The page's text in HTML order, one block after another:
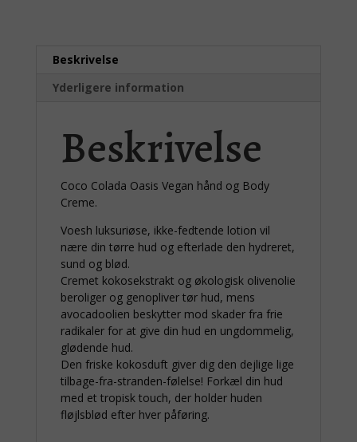
Beskrivelse
Yderligere information
Beskrivelse
Coco Colada Oasis Vegan hånd og Body
Creme.
Voesh luksuriøse, ikke-fedtende lotion vil
nære din tørre hud og efterlade den hydreret,
sund og blød.
Cremet kokosekstrakt og økologisk olivenolie
beroliger og genopliver tør hud, mens
avocadoolien beskytter mod skader fra frie
radikaler for at give din hud en ungdommelig,
glødende hud.
Den friske kokosduft giver dig den dejlige lige
tilbage-fra-stranden-følelse! Forkæl din hud
med et tropisk touch, der holder huden
fløjlsblød efter hver påføring.